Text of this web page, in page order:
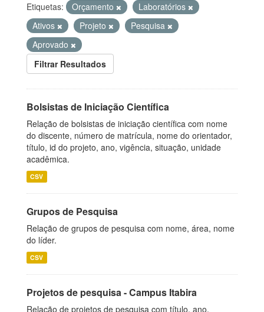
Etiquetas:
Orçamento
Laboratórios
Ativos
Projeto
Pesquisa
Aprovado
Filtrar Resultados
Bolsistas de Iniciação Científica
Relação de bolsistas de iniciação científica com nome
do discente, número de matrícula, nome do orientador,
título, id do projeto, ano, vigência, situação, unidade
acadêmica.
CSV
Grupos de Pesquisa
Relação de grupos de pesquisa com nome, área, nome
do líder.
CSV
Projetos de pesquisa - Campus Itabira
Relação de projetos de pesquisa com título, ano,